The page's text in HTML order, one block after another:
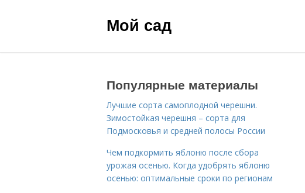
Мой сад
Популярные материалы
Лучшие сорта самоплодной черешни.
Зимостойкая черешня – сорта для
Подмосковья и средней полосы России
Чем подкормить яблоню после сбора
урожая осенью. Когда удобрять яблоню
осенью: оптимальные сроки по регионам